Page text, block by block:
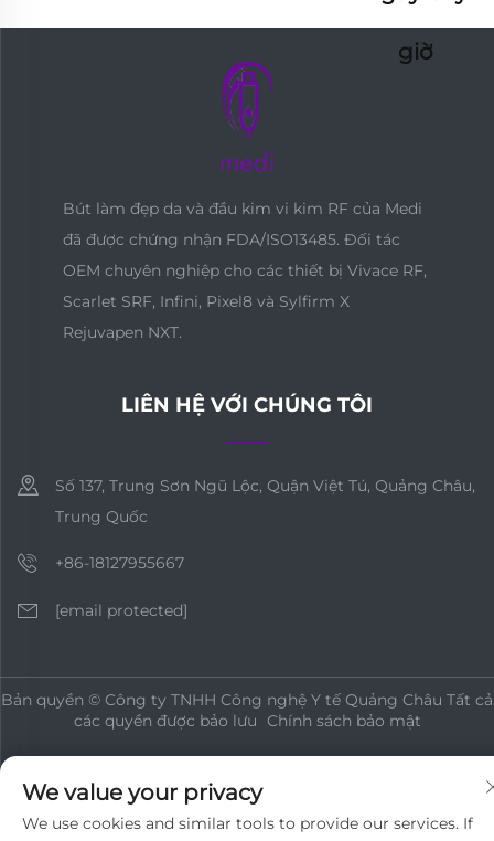
giờ
Bút làm đẹp da và đầu kim vi kim RF của Medi
đã được chứng nhận FDA/ISO13485. Đối tác
OEM chuyên nghiệp cho các thiết bị Vivace RF,
Scarlet SRF, Infini, Pixel8 và Sylfirm X
Rejuvapen NXT.
LIÊN HỆ VỚI CHÚNG TÔI
Số 137, Trung Sơn Ngũ Lộc, Quận Việt Tú, Quảng Châu,
Trung Quốc
+86-18127955667
[email protected]
Bản quyền © Công ty TNHH Công nghệ Y tế Quảng Châu Tất cả
các quyền được bảo lưu
Chính sách bảo mật
We value your privacy
We use cookies and similar tools to provide our services. If